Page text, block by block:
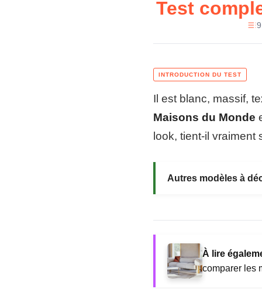
Test
Il est blanc, massif,
Maisons du Monde
look, tient-il vraiment
Autres modèles à
À lire
comparer les